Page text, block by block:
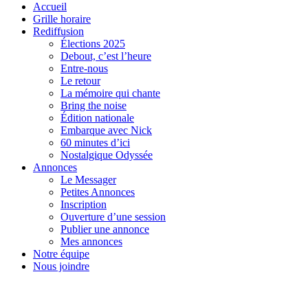
Accueil
Grille horaire
Rediffusion
Élections 2025
Debout, c’est l’heure
Entre-nous
Le retour
La mémoire qui chante
Bring the noise
Édition nationale
Embarque avec Nick
60 minutes d’ici
Nostalgique Odyssée
Annonces
Le Messager
Petites Annonces
Inscription
Ouverture d’une session
Publier une annonce
Mes annonces
Notre équipe
Nous joindre